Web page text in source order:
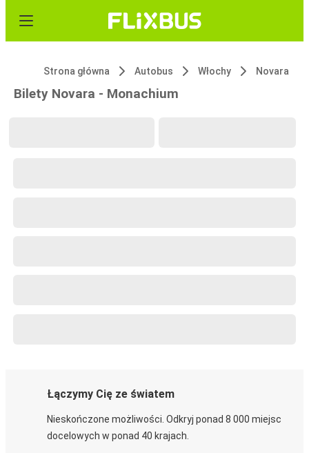
Strona główna Autobus Włochy Novara
Bilety Novara - Monachium
Łączymy Cię ze światem
Nieskończone możliwości. Odkryj ponad 8 000 miejsc
docelowych w ponad 40 krajach.